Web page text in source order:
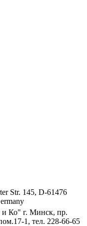
Str. 145, D-61476
Ко" г. Минск, пр.
1, тел. 228-66-65